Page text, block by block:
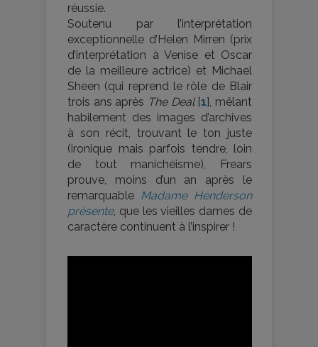
réussie.
Soutenu par l’interprétation
exceptionnelle d’Helen Mirren (prix
d’interprétation à Venise et Oscar
de la meilleure actrice) et Michael
Sheen (qui reprend le rôle de Blair
trois ans après The Deal[1] , mêlant
habilement des images d’archives
à son récit, trouvant le ton juste
(ironique mais parfois tendre, loin
de tout manichéisme), Frears
prouve, moins d’un an après le
remarquable Madame Henderson
présente, que les vieilles dames de
caractère continuent à l’inspirer !